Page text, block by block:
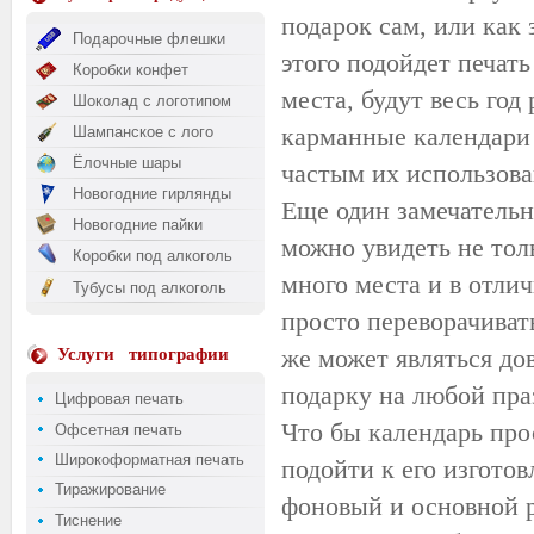
Подарочные флешки
Коробки конфет
Шоколад с логотипом
Шампанское с лого
Ёлочные шары
Новогодние гирлянды
Новогодние пайки
Коробки под алкоголь
Тубусы под алкоголь
Услуги типографии
Цифровая печать
Офсетная печать
Широкоформатная печать
Тиражирование
Тиснение
подарок сам, или как
этого подойдет
места, будут весь
карманные
частым их
Еще один
можно увидеть не
много места и в
просто
же может являться
подарку на любой
Что бы календарь
подойти к его
фоновый и основной